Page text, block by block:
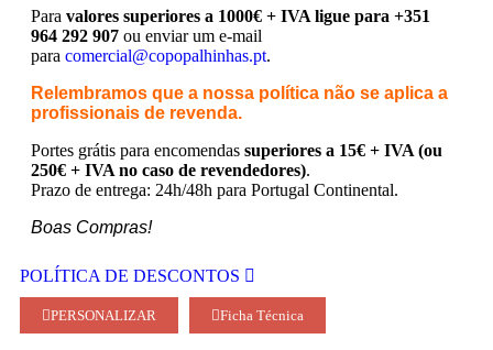
Para valores superiores a 1000€ + IVA ligue para +351
964 292 907 ou enviar um e-mail
para comercial@copopalhinhas.pt.
Relembramos que a nossa política não se aplica a
profissionais de revenda.
Portes grátis para encomendas superiores a 15€ + IVA (ou
250€ + IVA no caso de revendedores).
Prazo de entrega: 24h/48h para Portugal Continental.
Boas Compras!
POLÍTICA DE DESCONTOS
PERSONALIZAR Ficha Técnica